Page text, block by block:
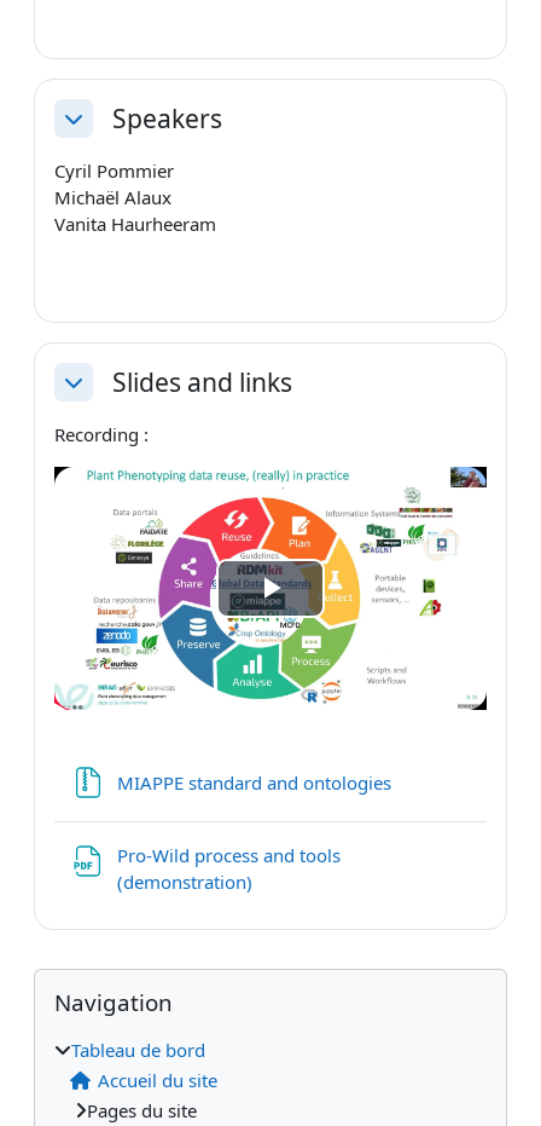
ReplierSpeakers
Cyril Pommier
Michaël Alaux
Vanita Haurheeram
ReplierSlides and links
Recording :
Lire
la
MIAPPE standard and ontologies
Pro-Wild process and tools
(demonstration)
Blocs
Blocs supplémentaires
Passer Navigation
Navigation
Tableau de bord
Accueil du site
Pages du site